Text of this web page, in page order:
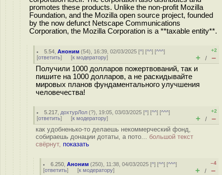
promotes these products. Unlike the non-profit Mozilla
Foundation, and the Mozilla open source project, founded
by the now defunct Netscape Communications
Corporation, the Mozilla Corporation is a **taxable entity**.
5.54 ,Аноним (54), 16:39, 02/03/2025 [^] [^^] [^^^]
[ответить] [к модератору]
+2
+ / –
Получили 1000 долларов пожертвований, так и
пишите на 1000 долларов, а не раскидывайте
мировых планов фундаментального улучшения
человечества!
5.217 дохтурЛол (?), 19:05, 03/03/2025 [^] [^^] [^^^]
[ответить] [к модератору]
+2
+ / –
как удобненько-то делаешь некоммерческий фонд,
собираешь донации дотаты, а пото... большой текст
свёрнут, показать
6.250 ,Аноним (250), 11:38, 04/03/2025 [^] [^^] [^^^]
[ответить] [к модератору]
–4
+ / –